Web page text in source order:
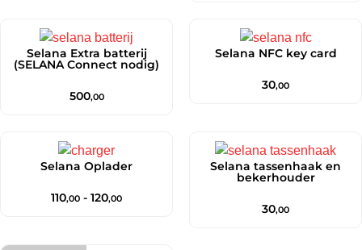
Selana Extra batterij
(SELANA Connect nodig)
500,00
Selana NFC key card
30,00
Selana Oplader
110,00 - 120,00
Selana tassenhaak en
bekerhouder
30,00